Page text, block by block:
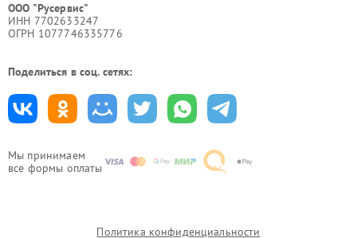
Мы принимаем
все формы оплаты
ООО "Русервис"
ИНН 7702633247
ОГРН 1077746335776
Поделиться в соц. сетях:
Политика конфиденциальности